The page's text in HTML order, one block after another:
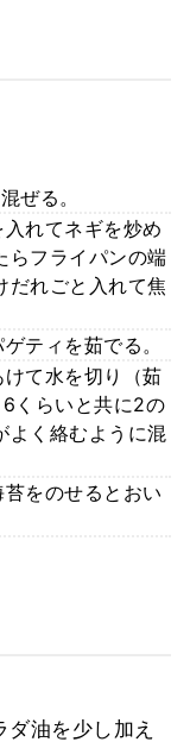
ぜる。
れてネギを炒め
らフライパンの端
だれごと入れて焦
ティを茹でる。
て水を切り（茹
くらいと共に2の
よく絡むように混
をのせるとおい
油を少し加え